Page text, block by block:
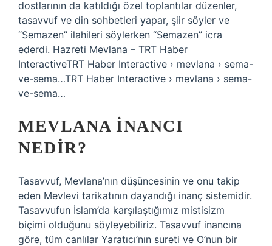
dostlarının da katıldığı özel toplantılar düzenler,
tasavvuf ve din sohbetleri yapar, şiir söyler ve
“Semazen” ilahileri söylerken “Semazen” icra
ederdi. Hazreti Mevlana – TRT Haber
InteractiveTRT Haber Interactive › mevlana › sema-
ve-sema…TRT Haber Interactive › mevlana › sema-
ve-sema…
MEVLANA INANCI
NEDIR?
Tasavvuf, Mevlana’nın düşüncesinin ve onu takip
eden Mevlevi tarikatının dayandığı inanç sistemidir.
Tasavvufun İslam’da karşılaştığımız mistisizm
biçimi olduğunu söyleyebiliriz. Tasavvuf inancına
göre, tüm canlılar Yaratıcı’nın sureti ve O’nun bir